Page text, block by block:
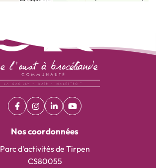
Facebook
(ouverture dans un nouvel onglet)
Instagram
(ouverture dans un nouvel onglet)
Linkedin
(ouverture dans un nouvel
YouTube
(ouverture dans un
Nos coordonnées
Parc d'activités de Tirpen
CS80055